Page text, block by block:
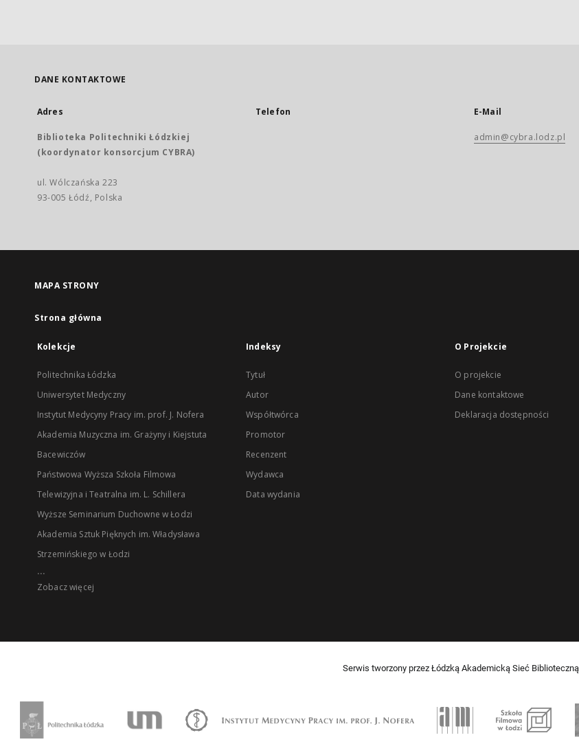
DANE KONTAKTOWE
Adres
Biblioteka Politechniki Łódzkiej
(koordynator konsorcjum CYBRA)
ul. Wólczańska 223
93-005 Łódź, Polska
Telefon E-Mail
admin@cybra.lodz.pl
MAPA STRONY
Strona główna
Kolekcje
Politechnika Łódzka
Uniwersytet Medyczny
Instytut Medycyny Pracy im. prof. J. Nofera
Akademia Muzyczna im. Grażyny i Kiejstuta
Bacewiczów
Państwowa Wyższa Szkoła Filmowa
Telewizyjna i Teatralna im. L. Schillera
Wyższe Seminarium Duchowne w Łodzi
Akademia Sztuk Pięknych im. Władysława
Strzemińskiego w Łodzi
...
Zobacz więcej
Indeksy
Tytuł
Autor
Współtwórca
Promotor
Recenzent
Wydawca
Data wydania
O Projekcie
O projekcie
Dane kontaktowe
Deklaracja dostępności
Serwis tworzony przez Łódzką Akademicką Sieć